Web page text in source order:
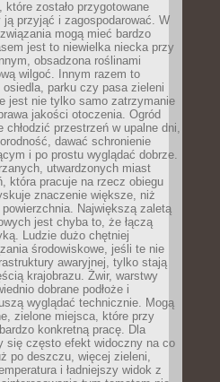
zostało przygotowane
ją przyjąć i zagospodarować. W
mogą mieć bardzo
jest to niewielka niecka przy
obsadzona roślinami
wilgoć. Innym razem to
parku czy pasa zieleni
jest nie tylko samo zatrzymanie
jakości otoczenia. Ogród
chłodzić przestrzeń w upalne dni,
dawać schronienie
i po prostu wyglądać dobrze.
utwardzonych miast
która pracuje na rzecz obiegu
znaczenie większe, niż
powierzchnia. Największą zaletą
jest chyba to, że łączą
Ludzie dużo chętniej
środowiskowe, jeśli te nie
awaryjnej, tylko stają
krajobrazu. Żwir, warstwy
dobrane podłoże i
wyglądać technicznie. Mogą
zielone miejsca, które przy
konkretną pracę. Dla
się często efekt widoczny na co
po deszczu, więcej zieleni,
i ładniejszy widok z